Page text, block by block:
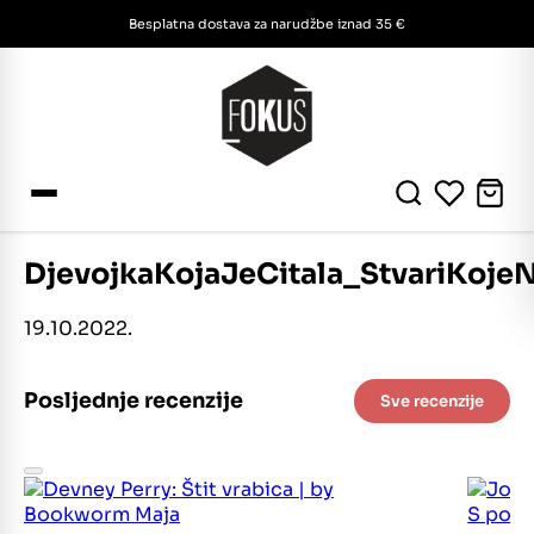
Besplatna dostava za narudžbe iznad 35 €
19.10.2022.
Posljednje recenzije Sve recenzije